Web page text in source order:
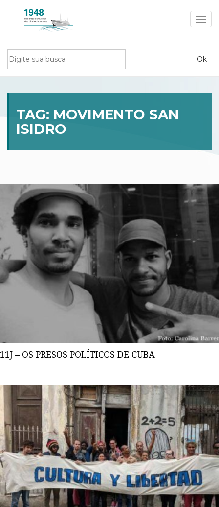
TAG: MOVIMENTO SAN
ISIDRO
11J – OS PRESOS POLÍTICOS DE CUBA